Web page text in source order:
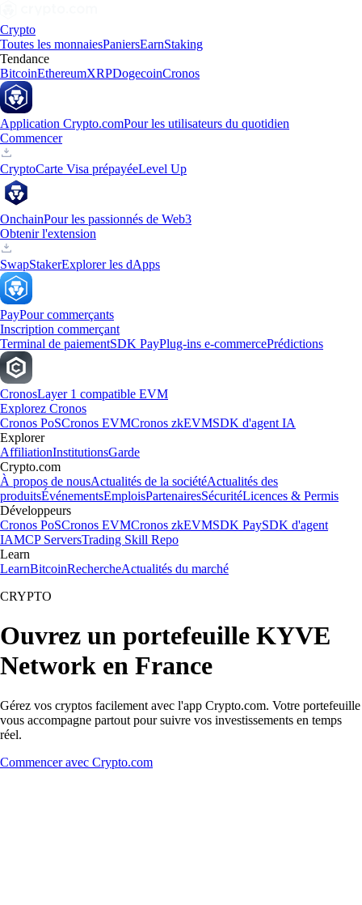
Crypto
Toutes les monnaiesPaniersEarnStaking
Tendance
BitcoinEthereumXRPDogecoinCronos
Application Crypto.comPour les utilisateurs du quotidien
Commencer
CryptoCarte Visa prépayéeLevel Up
OnchainPour les passionnés de Web3
Obtenir l'extension
SwapStakerExplorer les dApps
PayPour commerçants
Inscription commerçant
Terminal de paiementSDK PayPlug-ins e-commercePrédictions
CronosLayer 1 compatible EVM
Explorez Cronos
Cronos PoSCronos EVMCronos zkEVMSDK d'agent IA
Explorer
AffiliationInstitutionsGarde
Crypto.com
À propos de nousActualités de la sociétéActualités des
produitsÉvénementsEmploisPartenairesSécuritéLicences & Permis
Développeurs
Cronos PoSCronos EVMCronos zkEVMSDK PaySDK d'agent
IAMCP ServersTrading Skill Repo
Learn
LearnBitcoinRechercheActualités du marché
CRYPTO
Ouvrez un portefeuille KYVE
Network en France
Gérez vos cryptos facilement avec l'app Crypto.com. Votre portefeuille
vous accompagne partout pour suivre vos investissements en temps
réel.
Commencer avec Crypto.com